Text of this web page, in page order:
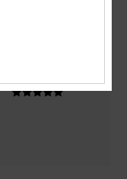
5.0